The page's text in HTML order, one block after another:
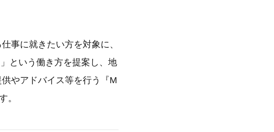
事に就きたい方を対象に、
という働き方を提案し、地
やアドバイス等を行う『M
。